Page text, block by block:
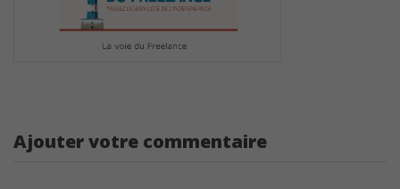
Ajouter votre commentaire